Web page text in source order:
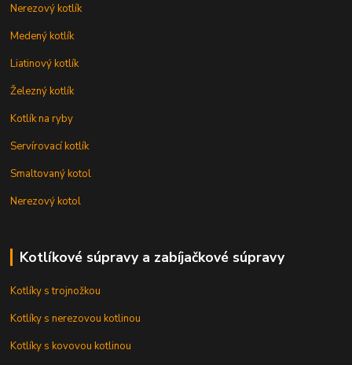
Nerezový kotlík
Medený kotlík
Liatinový kotlík
Železný kotlík
Kotlík na ryby
Servírovací kotlík
Smaltovaný kotol
Nerezový kotol
Kotlíkové súpravy a zabíjačkové súpravy
Kotlíky s trojnožkou
Kotlíky s nerezovou kotlinou
Kotlíky s kovovou kotlinou